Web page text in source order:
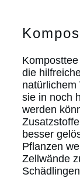
die
sie in noch
werden
besser
Pflanzen
Zellwände